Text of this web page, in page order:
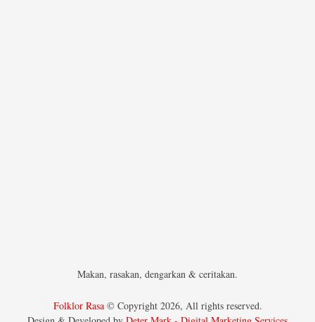
Makan, rasakan, dengarkan & ceritakan.
Folklor Rasa© Copyright 2026, All rights reserved.